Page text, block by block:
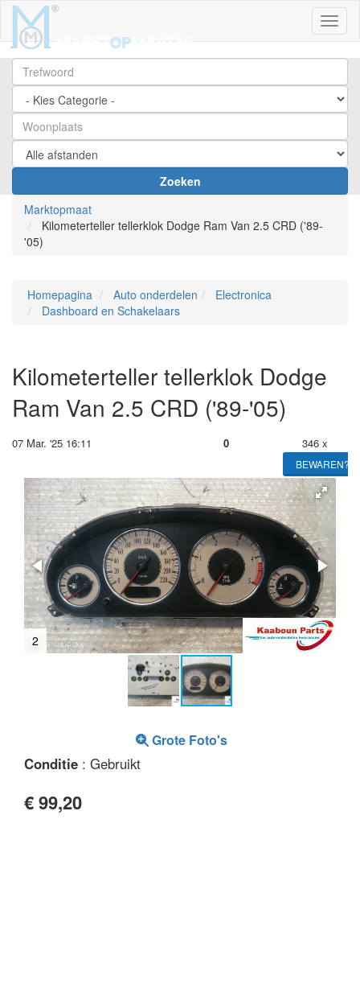
Zoeken
Marktopmaat
Kilometerteller tellerklok Dodge Ram Van 2.5 CRD ('89-
'05)
Homepagina Auto onderdelen
Electronica
Dashboard en Schakelaars
Kilometerteller tellerklok Dodge
Ram Van 2.5 CRD ('89-'05)
07 Mar. '25 16:11 0 346 x
BEWAREN?
2
Grote Foto's
Conditie : Gebruikt
€ 99,20